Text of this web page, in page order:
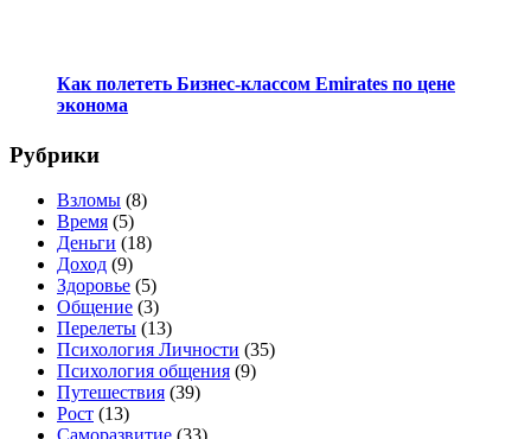
Как полететь Бизнес-классом Emirates по цене
эконома
Рубрики
Взломы (8)
Время (5)
Деньги (18)
Доход (9)
Здоровье (5)
Общение (3)
Перелеты (13)
Психология Личности (35)
Психология общения (9)
Путешествия (39)
Рост (13)